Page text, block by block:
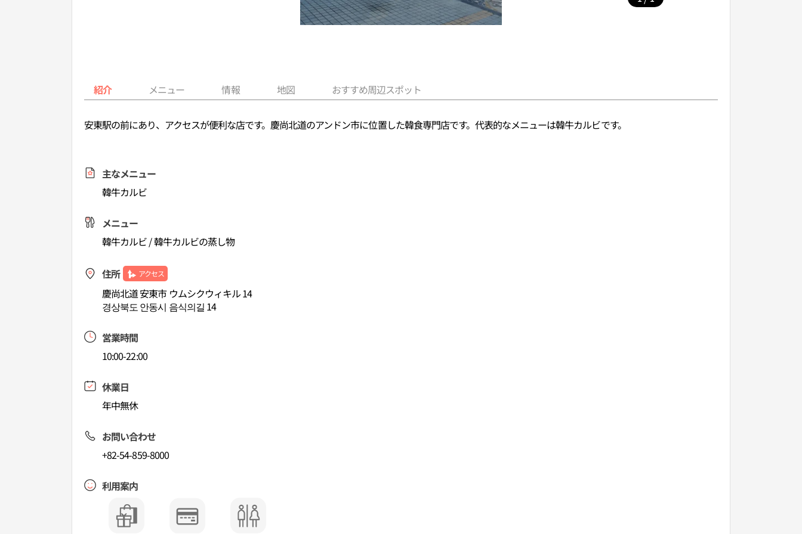
紹介 メニュー 情報 地図 おすすめ周辺スポット
安東駅の前にあり、アクセスが便利な店です。慶尚北道のアンドン市に位置した韓食専門店です。代表的なメニューは韓牛カルビです。
主なメニュー
韓牛カルビ
メニュー
韓牛カルビ / 韓牛カルビの蒸し物
住所 アクセス
慶尚北道 安東市 ウムシクウィキル 14
경상북도 안동시 음식의길 14
営業時間
10:00-22:00
休業日
年中無休
お問い合わせ
+82-54-859-8000
利用案内